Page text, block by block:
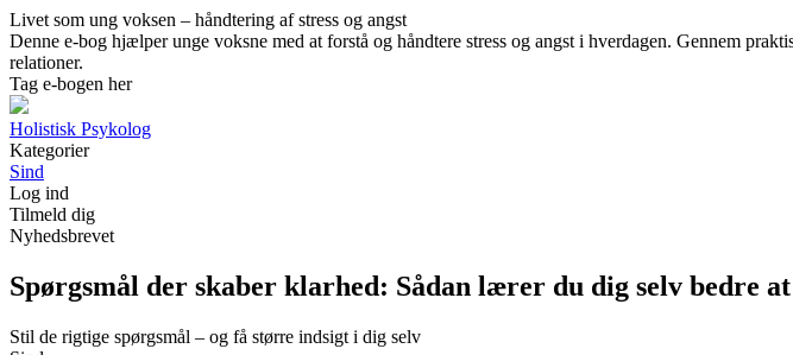
Livet som ung voksen – håndtering af stress og angst
Denne e-bog hjælper unge voksne med at forstå og håndtere stress og angst i hverdagen. Gennem
relationer.
Tag e-bogen her
Holistisk Psykolog
Kategorier
Sind
Log ind
Tilmeld dig
Nyhedsbrevet
Spørgsmål der skaber klarhed: Sådan lærer du dig selv bedre
Stil de rigtige spørgsmål – og få større indsigt i dig selv